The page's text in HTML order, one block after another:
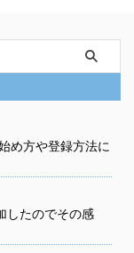
め方や登録方法に
したのでその感